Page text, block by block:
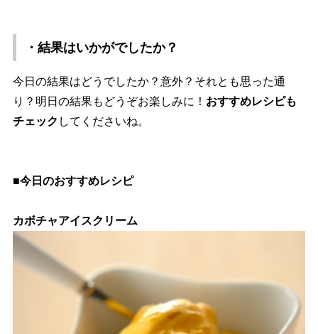
・結果はいかがでしたか？
今日の結果はどうでしたか？意外？それとも思った通
り？明日の結果もどうぞお楽しみに！ おすすめレシピも
チェック してくださいね。
■今日のおすすめレシピ
カボチャアイスクリーム